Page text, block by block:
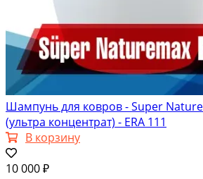
Шампунь для ковров - Super
(ультра концентрат) - ERA 111
В корзину
10 000 ₽